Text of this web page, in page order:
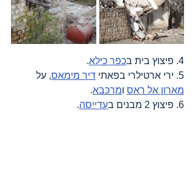
4. פיצוץ בית ב כפר כילא.
5. ירי ארטילרי בפאתי
דיר מימאס, על
מארון אל ראס ומרכּבא.
6. פיצוץ 2 מבנים ב
עדייסה.